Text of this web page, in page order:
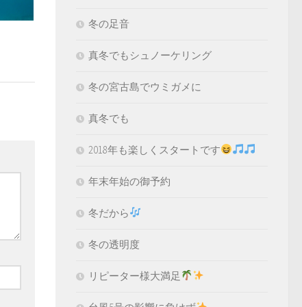
冬の足音
真冬でもシュノーケリング
冬の宮古島でウミガメに
真冬でも
2018年も楽しくスタートです
年末年始の御予約
冬だから
冬の透明度
リピーター様大満足